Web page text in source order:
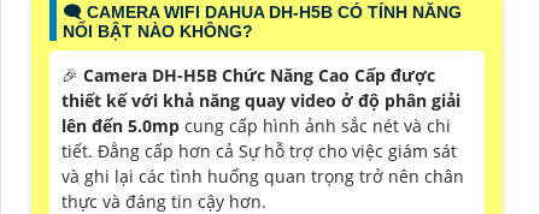
🗨️ CAMERA WIFI DAHUA DH-H5B CÓ TÍNH NĂNG
NỔI BẬT NÀO KHÔNG?
️🎉 Camera DH-H5B Chức Năng Cao Cấp được
thiết kế với khả năng quay video ở độ phân giải
lên đến 5.0mp cung cấp hình ảnh sắc nét và chi
tiết. Đẳng cấp hơn cả Sự hỗ trợ cho việc giám sát
và ghi lại các tình huống quan trọng trở nên chân
thực và đáng tin cậy hơn.